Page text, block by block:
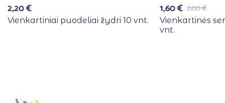
2,20€
Vienkartiniai puodeliai žydri 10 vnt.
2,00€
1,60€
Vienkartinės
vnt.